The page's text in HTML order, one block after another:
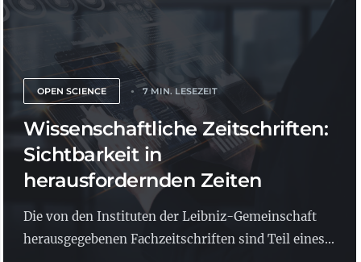
OPEN SCIENCE 7 MIN. LESEZEIT
Wissenschaftliche Zeitschriften:
Sichtbarkeit in
herausfordernden Zeiten
Die von den Instituten der Leibniz-Gemeinschaft
herausgegebenen Fachzeitschriften sind Teil eines...